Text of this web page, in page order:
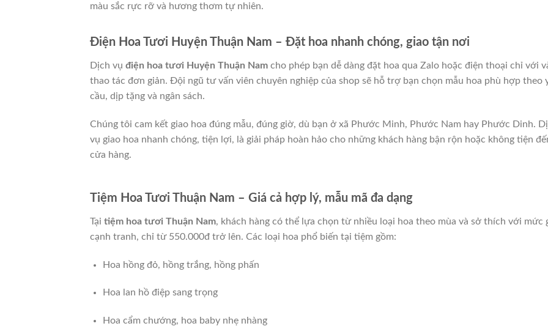
màu sắc rực rỡ và hương thơm tự nhiên.
Điện Hoa Tươi Huyện Thuận Nam – Đặt hoa nhanh chóng, giao tận nơi
Dịch vụ điện hoa tươi Huyện Thuận Nam cho phép bạn dễ dàng đặt hoa qua Zalo hoặc điện thoại chỉ với
thao tác đơn giản. Đội ngũ tư vấn viên chuyên nghiệp của shop sẽ hỗ trợ bạn chọn mẫu hoa phù hợp theo
cầu, dịp tặng và ngân sách.
Chúng tôi cam kết giao hoa đúng mẫu, đúng giờ, dù bạn ở xã Phước Minh, Phước Nam hay Phước Dinh.
vụ giao hoa nhanh chóng, tiện lợi, là giải pháp hoàn hảo cho những khách hàng bận rộn hoặc không tiện
cửa hàng.
Tiệm Hoa Tươi Thuận Nam – Giá cả hợp lý, mẫu mã đa dạng
Tại tiệm hoa tươi Thuận Nam, khách hàng có thể lựa chọn từ nhiều loại hoa theo mùa và sở thích với mức
cạnh tranh, chỉ từ 550.000đ trở lên. Các loại hoa phổ biến tại tiệm gồm:
Hoa hồng đỏ, hồng trắng, hồng phấn
Hoa lan hồ điệp sang trọng
Hoa cẩm chướng, hoa baby nhẹ nhàng